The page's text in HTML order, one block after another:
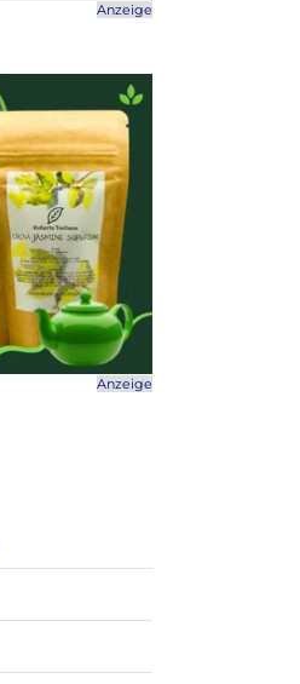
Anzeige
Anzeige